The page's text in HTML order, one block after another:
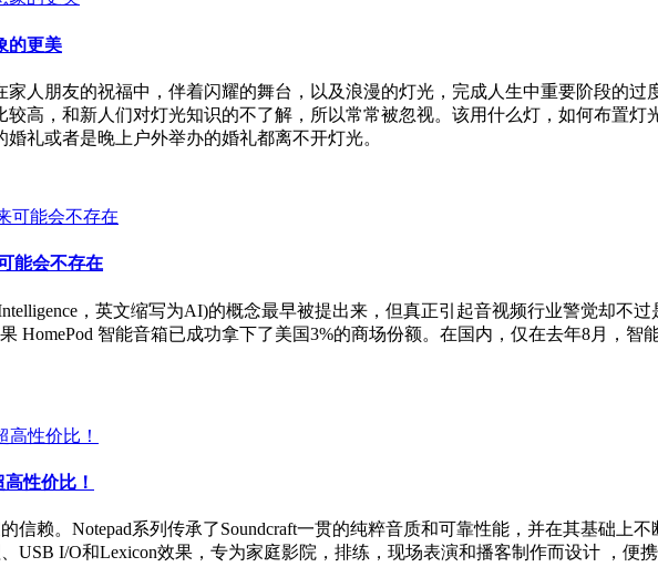
的更美
人朋友的祝福中，伴着闪耀的舞台，以及浪漫的灯光，完成人生中重要阶段的
较高，和新人们对灯光知识的不了解，所以常常被忽视。该用什么灯，如何布
礼或者是晚上户外举办的婚礼都离不开灯光。
能会不存在
，英文缩写为AI)的概念最早被提出来，但真正引起音视频行业警觉却不
HomePod 智能音箱已成功拿下了美国3%的商场份额。在国内，仅在去年8月，智
性价比！
信赖。Notepad系列传承了Soundcraft一贯的纯粹音质和可靠性能，并在其基础上不
USB I/O和Lexicon效果，专为家庭影院，排练，现场表演和播客制作而设计 ，便